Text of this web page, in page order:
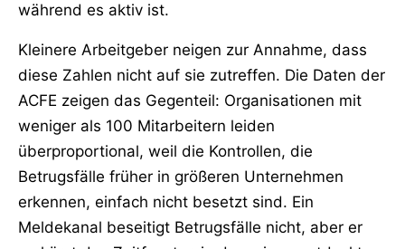
während es aktiv ist.
Kleinere Arbeitgeber neigen zur Annahme, dass
diese Zahlen nicht auf sie zutreffen. Die Daten der
ACFE zeigen das Gegenteil: Organisationen mit
weniger als 100 Mitarbeitern leiden
überproportional, weil die Kontrollen, die
Betrugsfälle früher in größeren Unternehmen
erkennen, einfach nicht besetzt sind. Ein
Meldekanal beseitigt Betrugsfälle nicht, aber er